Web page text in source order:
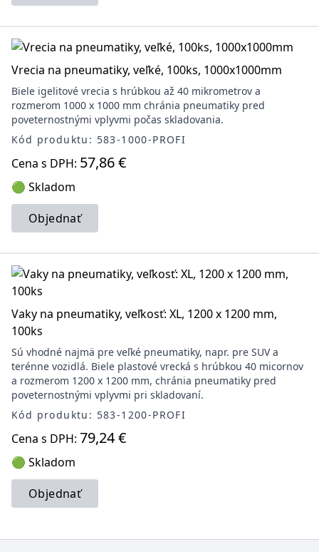
Vrecia na pneumatiky, veľké, 100ks, 1000x1000mm
Biele igelitové vrecia s hrúbkou až 40 mikrometrov a
rozmerom 1000 x 1000 mm chránia pneumatiky pred
poveternostnými vplyvmi počas skladovania.
Kód produktu: 583-1000-PROFI
Cena s DPH: 57,86 €
🟢 Skladom
Objednať
Vaky na pneumatiky, veľkosť: XL, 1200 x 1200 mm,
100ks
Sú vhodné najmä pre veľké pneumatiky, napr. pre SUV a
terénne vozidlá. Biele plastové vrecká s hrúbkou 40 micornov
a rozmerom 1200 x 1200 mm, chránia pneumatiky pred
poveternostnými vplyvmi pri skladovaní.
Kód produktu: 583-1200-PROFI
Cena s DPH: 79,24 €
🟢 Skladom
Objednať